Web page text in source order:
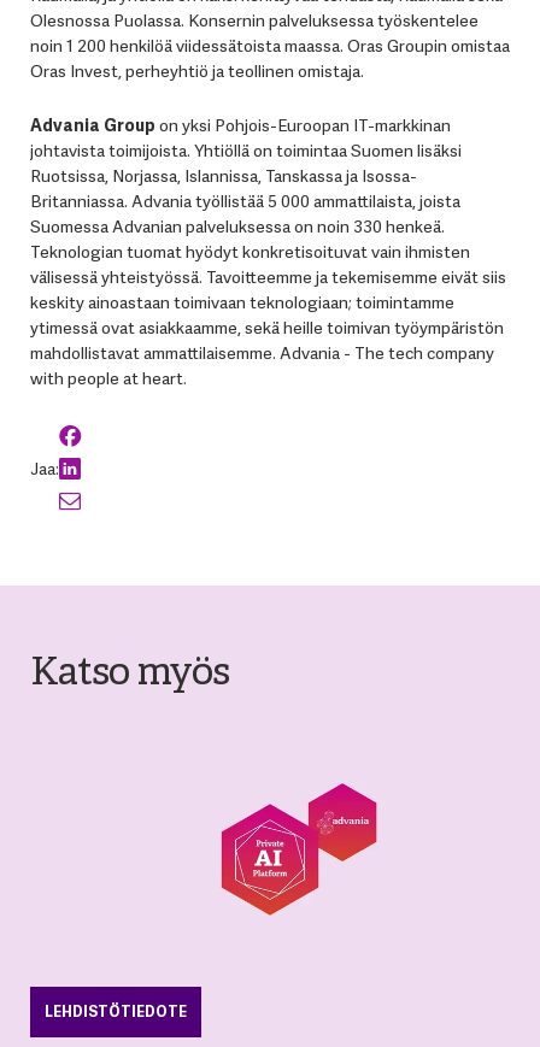
Olesnossa Puolassa. Konsernin palveluksessa työskentelee
noin 1 200 henkilöä viidessätoista maassa. Oras Groupin omistaa
Oras Invest, perheyhtiö ja teollinen omistaja.
Advania Group on yksi Pohjois-Euroopan IT-markkinan
johtavista toimijoista. Yhtiöllä on toimintaa Suomen lisäksi
Ruotsissa, Norjassa, Islannissa, Tanskassa ja Isossa-
Britanniassa. Advania työllistää 5 000 ammattilaista, joista
Suomessa Advanian palveluksessa on noin 330 henkeä.
Teknologian tuomat hyödyt konkretisoituvat vain ihmisten
välisessä yhteistyössä. Tavoitteemme ja tekemisemme eivät siis
keskity ainoastaan toimivaan teknologiaan; toimintamme
ytimessä ovat asiakkaamme, sekä heille toimivan työympäristön
mahdollistavat ammattilaisemme. Advania - The tech company
with people at heart.
Jaa:
Katso myös
LEHDISTÖTIEDOTE